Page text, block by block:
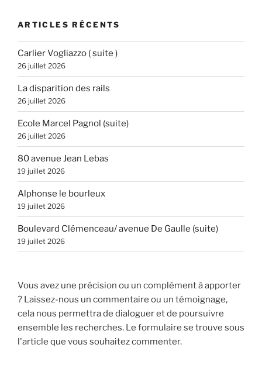
ARTICLES RÉCENTS
Carlier Vogliazzo ( suite )
26 juillet 2026
La disparition des rails
26 juillet 2026
Ecole Marcel Pagnol (suite)
26 juillet 2026
80 avenue Jean Lebas
19 juillet 2026
Alphonse le bourleux
19 juillet 2026
Boulevard Clémenceau/ avenue De Gaulle (suite)
19 juillet 2026
Vous avez une précision ou un complément à apporter
? Laissez-nous un commentaire ou un témoignage,
cela nous permettra de dialoguer et de poursuivre
ensemble les recherches. Le formulaire se trouve sous
l'article que vous souhaitez commenter.